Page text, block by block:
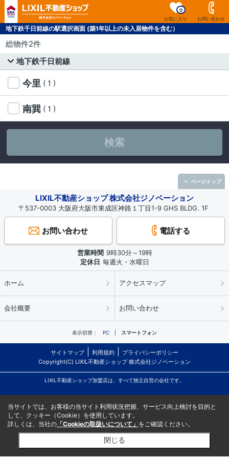
お気に入り
0
お問い合わせ
地下鉄千日前線の駅選択画面 (築1年以上の未入居物件を含む）
総物件2件
地下鉄千日前線
今里 ( 1 )
南巽 ( 1 )
検索
LIXIL不動産ショップ 株式会社ジノベーション
〒537-0003 大阪府大阪市東成区神路１丁目1-9 GHS BLDG. 1F
お問い合わせ 電話する
営業時間 9時30分～19時
定休日 毎週火・水曜日
ホーム アクセスマップ
会社概要 お問い合わせ
表示切替： PC スマートフォン
サイトマップ 利用規約
プライバシーポリシー
Copyright(C) LIXIL不動産ショップ 株式会社ジノベーション
LIXIL不動産ショップ加盟店は、すべて独立自営の会社です。
ページトップ
当サイトでは、お客様の当サイト利用状況把握、サービス向上検討を目的と
して、クッキー（Cookie）を使用しています。
詳しくは、当社の 「Cookieの取扱いについて」 をご確認ください。
閉じる